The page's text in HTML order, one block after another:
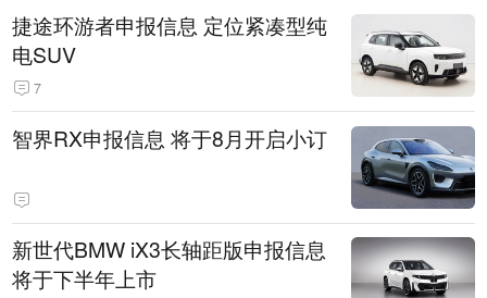
捷途环游者申报信息 定位紧凑型纯
电SUV
7
智界RX申报信息 将于8月开启小订
新世代BMW iX3长轴距版申报信息
将于下半年上市